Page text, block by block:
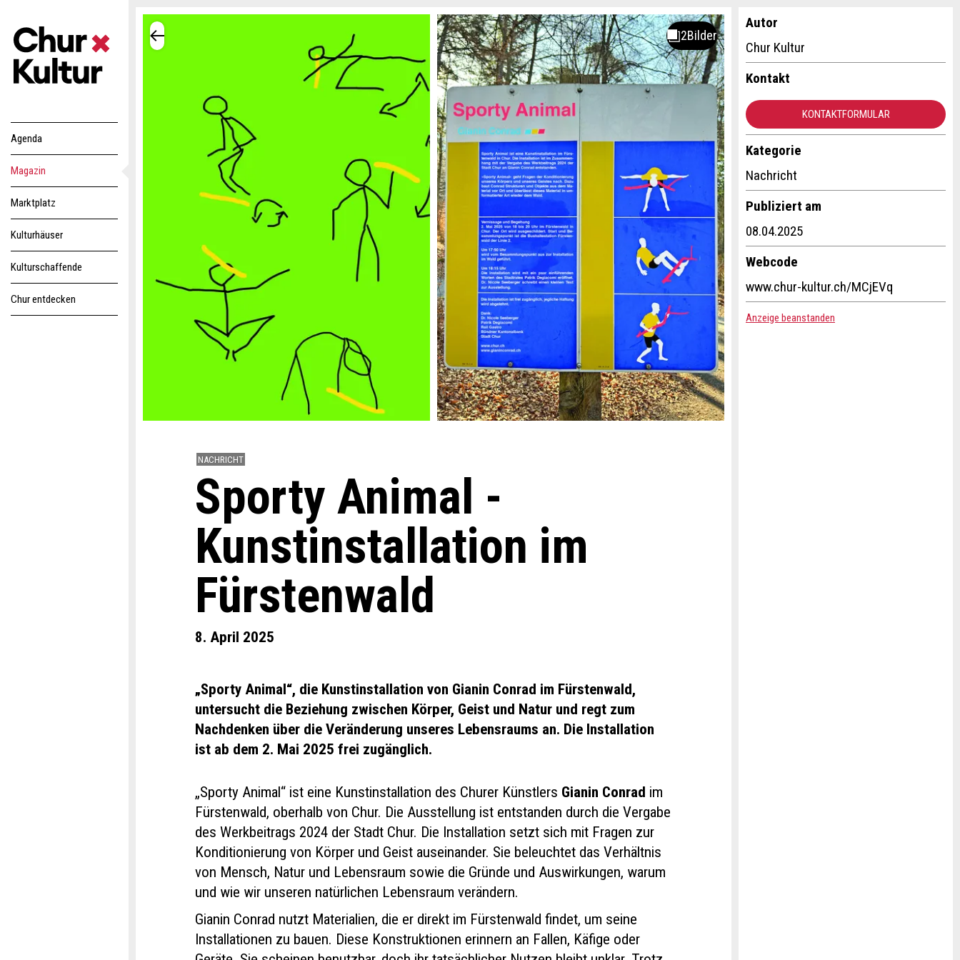
Agenda
Magazin
Marktplatz
Kulturhäuser
Kulturschaffende
Chur entdecken
NACHRICHT
Sporty Animal -
Kunstinstallation im
Fürstenwald
8. April 2025
„Sporty Animal“, die Kunstinstallation von Gianin Conrad im Fürstenwald,
untersucht die Beziehung zwischen Körper, Geist und Natur und regt zum
Nachdenken über die Veränderung unseres Lebensraums an. Die Installation
ist ab dem 2. Mai 2025 frei zugänglich.
„Sporty Animal“ ist eine Kunstinstallation des Churer Künstlers Gianin Conrad im
Fürstenwald, oberhalb von Chur. Die Ausstellung ist entstanden durch die Vergabe
des Werkbeitrags 2024 der Stadt Chur. Die Installation setzt sich mit Fragen zur
Konditionierung von Körper und Geist auseinander. Sie beleuchtet das Verhältnis
von Mensch, Natur und Lebensraum sowie die Gründe und Auswirkungen, warum
und wie wir unseren natürlichen Lebensraum verändern.
Gianin Conrad nutzt Materialien, die er direkt im Fürstenwald findet, um seine
Installationen zu bauen. Diese Konstruktionen erinnern an Fallen, Käfige oder
Autor
Chur Kultur
Kontakt
KONTAKTFORMULAR
Kategorie
Nachricht
Publiziert am
08.04.2025
Webcode
www.chur-kultur.ch/MCjEVq
Anzeige beanstanden